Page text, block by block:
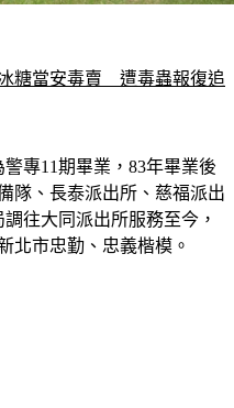
糖當安毒賣　遭毒蟲報復追
專11期畢業，83年畢業後
隊、長泰派出所、慈福派出
往大同派出所服務至今，
北市忠勤、忠義楷模。